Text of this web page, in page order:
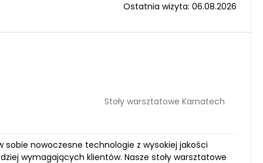
Ostatnia wizyta: 06.08.2026
Stoły warsztatowe Karnatech
nowoczesne technologie z wysokiej jakości
wymagających klientów. Nasze stoły warsztatowe